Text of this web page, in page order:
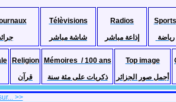
Télèvisions
شاشة مباشر
Radios
إذاعة مباشر
Sports
رياضة
Religion
قرآن
Mémoires / 100 ans
ذكريات على مئة سنة
Top image
أجمل صور الجزائر
>>